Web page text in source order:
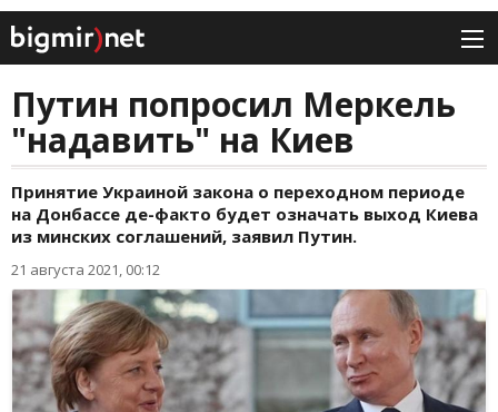
Путин попросил Меркель
"надавить" на Киев
Принятие Украиной закона о переходном периоде
на Донбассе де-факто будет означать выход Киева
из минских соглашений, заявил Путин.
21 августа 2021, 00:12